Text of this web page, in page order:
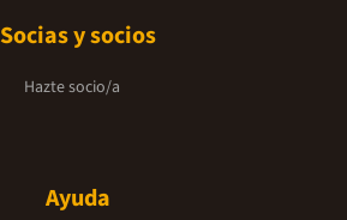
Socias y socios
Hazte socio/a
Ayuda